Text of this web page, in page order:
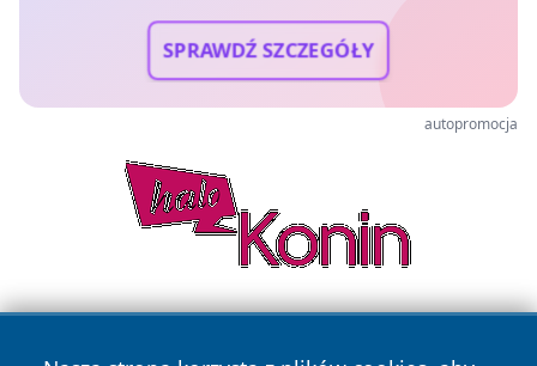
SPRAWDŹ SZCZEGÓŁY
autopromocja